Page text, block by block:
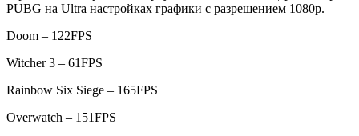
PUBG на Ultra настройках графики с разрешением 1080p.
Doom – 122FPS
Witcher 3 – 61FPS
Rainbow Six Siege – 165FPS
Overwatch – 151FPS